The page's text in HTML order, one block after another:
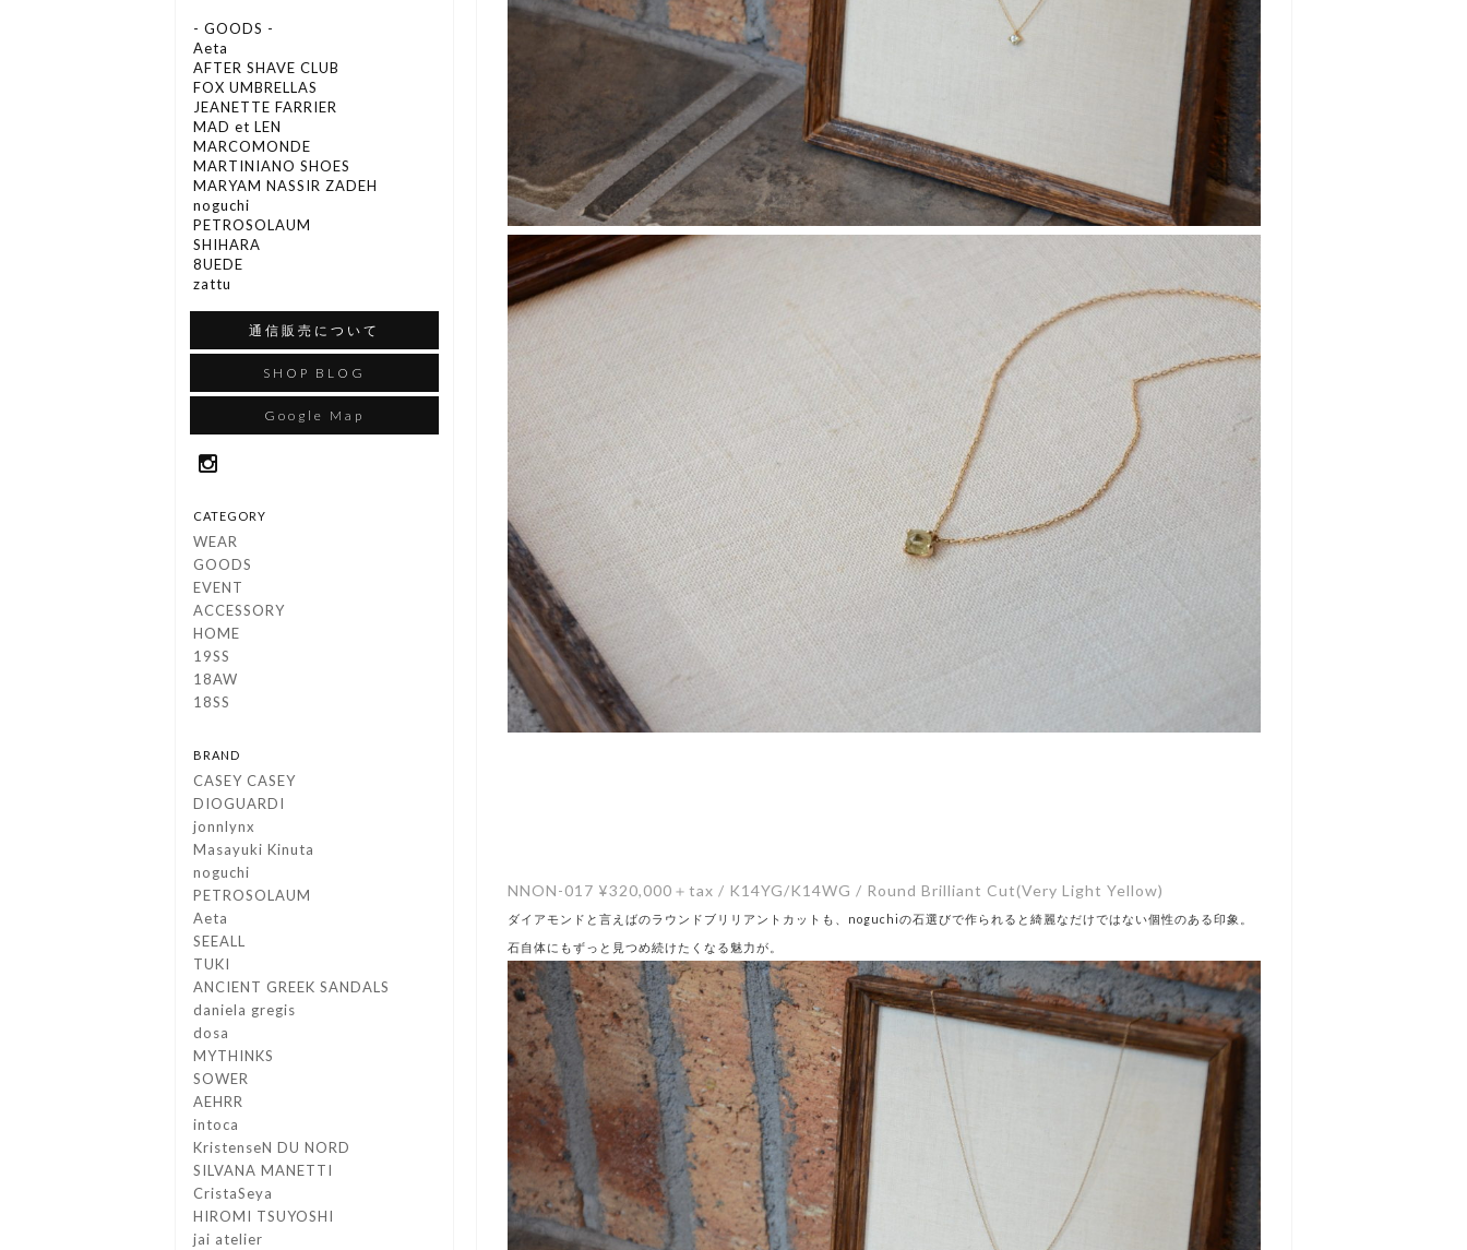
NNON-017 ¥320,000＋tax / K14YG/K14WG / Round Brilliant Cut(Very Light Yellow)
ダイアモンドと言えばのラウンドブリリアントカットも、noguchiの石選びで作られると綺麗なだけではない個性のある印象。
石自体にもずっと見つめ続けたくなる魅力が。
- GOODS -
Aeta
AFTER SHAVE CLUB
FOX UMBRELLAS
JEANETTE FARRIER
MAD et LEN
MARCOMONDE
MARTINIANO SHOES
MARYAM NASSIR ZADEH
noguchi
PETROSOLAUM
SHIHARA
8UEDE
zattu
通信販売について
SHOP BLOG
Google Map
CATEGORY
WEAR
GOODS
EVENT
ACCESSORY
HOME
19SS
18AW
18SS
BRAND
CASEY CASEY
DIOGUARDI
jonnlynx
Masayuki Kinuta
noguchi
PETROSOLAUM
Aeta
SEEALL
TUKI
ANCIENT GREEK SANDALS
daniela gregis
dosa
MYTHINKS
SOWER
AEHRR
intoca
KristenseN DU NORD
SILVANA MANETTI
CristaSeya
HIROMI TSUYOSHI
jai atelier